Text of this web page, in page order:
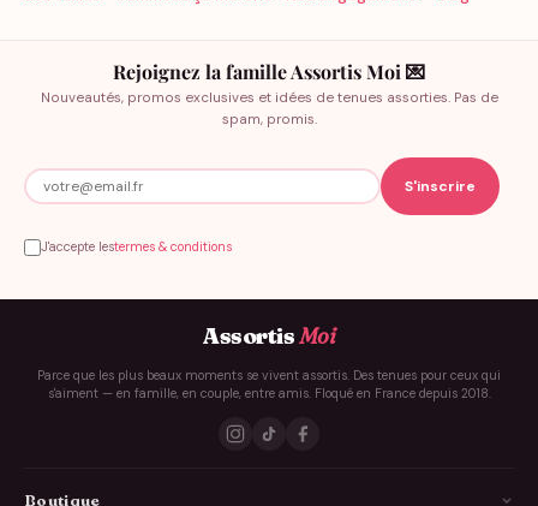
Rejoignez la famille Assortis Moi 💌
Nouveautés, promos exclusives et idées de tenues assorties. Pas de
spam, promis.
J'accepte lestermes & conditions
AssortisMoi
Parce que les plus beaux moments se vivent assortis. Des tenues pour ceux qui
s'aiment — en famille, en couple, entre amis. Floqué en France depuis 2018.
Boutique